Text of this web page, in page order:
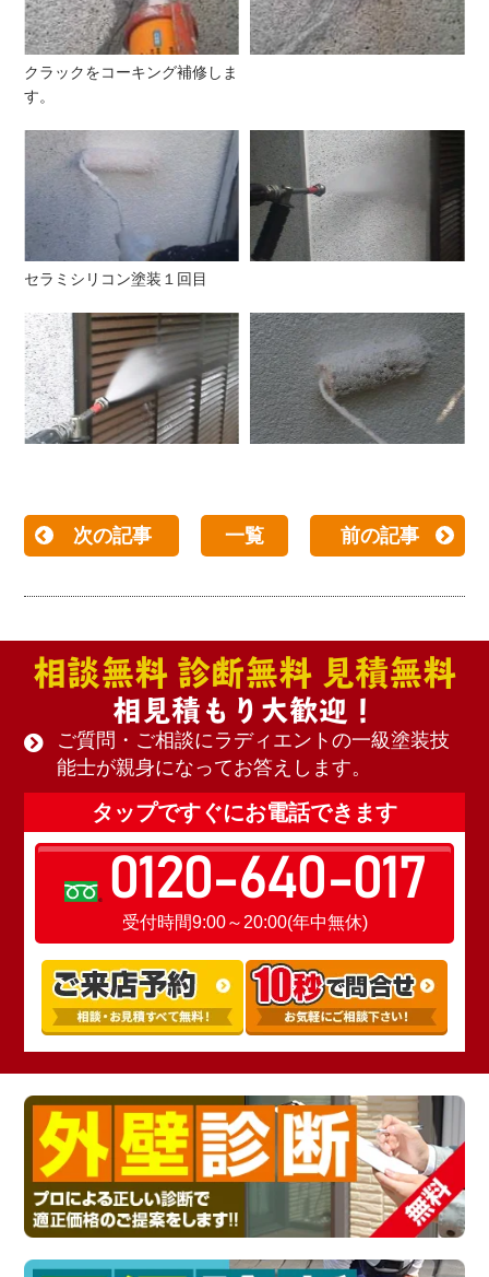
クラックをコーキング補修しま
す。
セラミシリコン塗装１回目
次の記事 一覧 前の記事
相談無料 診断無料 見積無料
相見積もり大歓迎！
ご質問・ご相談にラディエントの一級塗装技
能士が親身になってお答えします。
タップですぐにお電話できます
0120-640-017
受付時間9:00～20:00(年中無休)